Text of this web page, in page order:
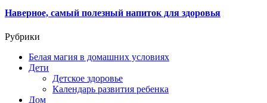
Наверное, самый полезный напиток для здоровья
Рубрики
Белая магия в домашних условиях
Дети
Детское здоровье
Календарь развития ребенка
Дом